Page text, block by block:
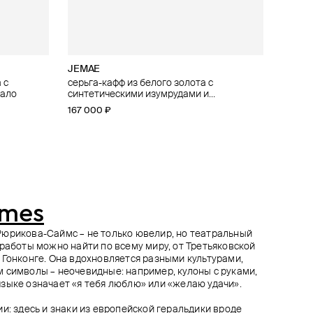
с
JEMAE
серьга-кафф из белого золота с
синтетическими изумрудами и
лабораторно выращенными
167 000 ₽
Herald Percy Diamonds
серьги из белого золота с изумрудами
247 212 ₽ 274 680 ₽ −10%
при оплате онлайн
SHKONDA
монопусета «готика» из нержавеющей
стали с зеленым круглым кристаллом
3 500 ₽
SHKONDA
монопусета «готика» из стали с черным
круглым кристаллом
3 500 ₽
Саймс – не только ювелир, но театральный
можно найти по всему миру, от Третьяковской
Она вдохновляется разными культурами,
– неочевидные: например, кулоны с руками,
означает «я тебя люблю» или «желаю удачи».
здесь и знаки из европейской геральдики вроде